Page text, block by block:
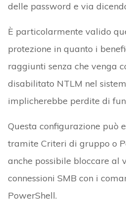
delle password e via
È particolarmente valido
protezione in quanto i
raggiunti senza che venga
disabilitato NTLM nel
implicherebbe perdite di
Questa configurazione può
tramite Criteri di gruppo o
anche possibile bloccare al
connessioni SMB con i
PowerShell.